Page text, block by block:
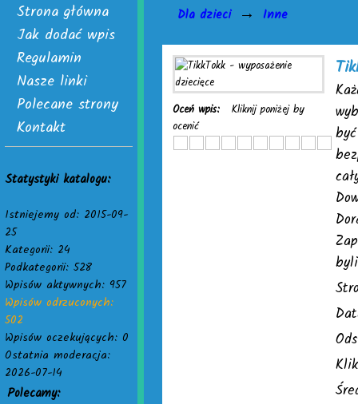
Strona główna
Jak dodać wpis
Regulamin
Nasze linki
Polecane strony
Kontakt
Statystyki katalogu:
Istniejemy od: 2015-09-
25
Kategorii: 24
Podkategorii: 528
Wpisów aktywnych: 957
Wpisów odrzuconych:
502
Wpisów oczekujących: 0
Ostatnia moderacja:
2026-07-14
Polecamy:
Dla dzieci → Inne
Oceń wpis:
Kliknij poniżej by
ocenić